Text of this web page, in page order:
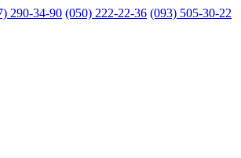
290-34-90 (050) 222-22-36 (093) 505-30-22